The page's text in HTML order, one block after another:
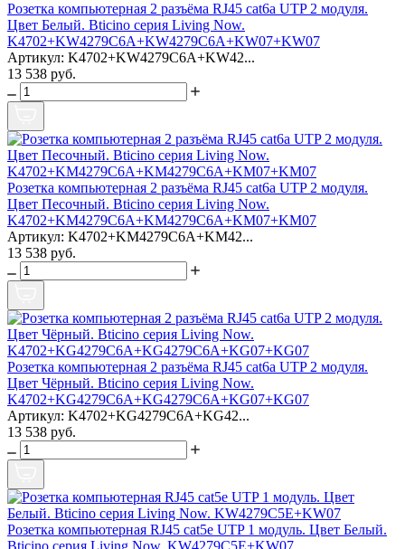
Розетка компьютерная 2 разъёма RJ45 cat6a UTP 2 модуля.
Цвет Белый. Bticino серия Living Now.
K4702+KW4279C6A+KW4279C6A+KW07+KW07
Артикул: K4702+KW4279C6A+KW42...
13 538 руб.
Розетка компьютерная 2 разъёма RJ45 cat6a UTP 2 модуля.
Цвет Песочный. Bticino серия Living Now.
K4702+KM4279C6A+KM4279C6A+KM07+KM07
Артикул: K4702+KM4279C6A+KM42...
13 538 руб.
Розетка компьютерная 2 разъёма RJ45 cat6a UTP 2 модуля.
Цвет Чёрный. Bticino серия Living Now.
K4702+KG4279C6A+KG4279C6A+KG07+KG07
Артикул: K4702+KG4279C6A+KG42...
13 538 руб.
Розетка компьютерная RJ45 cat5e UTP 1 модуль. Цвет Белый.
Bticino серия Living Now. KW4279C5E+KW07